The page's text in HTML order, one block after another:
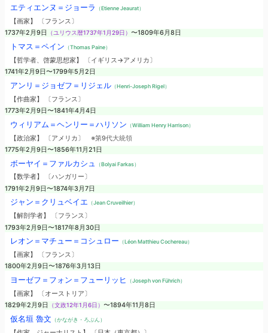
エティエンヌ＝ジョーラ （Etienne Jeaurat）
【画家】 〔フランス〕
1737年2月9日
（ユリウス暦1737年1月29日） 〜1809年6月8日
トマス＝ペイン （Thomas Paine）
【哲学者、啓蒙思想家】 〔イギリス→アメリカ〕
1741年2月9日〜1799年5月2日
アンリ＝ジョゼフ＝リジェル（Henri-Joseph Rigel）
【作曲家】 〔フランス〕
1773年2月9日〜1841年4月4日
ウィリアム＝ヘンリー＝ハリソン （William Henry Harrison）
【政治家】 〔アメリカ〕 ※第9代大統領
1775年2月9日〜1856年11月21日
ボーヤイ＝ファルカシュ （Bolyai Farkas）
【数学者】 〔ハンガリー〕
1791年2月9日〜1874年3月7日
ジャン＝クリュベイエ （Jean Cruveilhier）
【解剖学者】 〔フランス〕
1793年2月9日〜1817年8月30日
レオン＝マチュー＝コシュロー （Léon Matthieu Cochereau）
【画家】 〔フランス〕
1800年2月9日〜1876年3月13日
ヨーゼフ＝フォン＝フューリッヒ （Joseph von Führich）
【画家】 〔オーストリア〕
1829年2月9日
（文政12年1月6日） 〜1894年11月8日
仮名垣 魯文 （かながき・ろぶん）